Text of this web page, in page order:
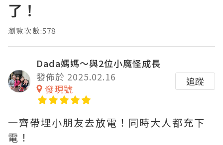
了！
瀏覽次數:578
Dada媽媽～與2位小魔怪成長
發佈於 2025.02.16
發現號
追蹤
一齊帶埋小朋友去放電！同時大人都充下
電！